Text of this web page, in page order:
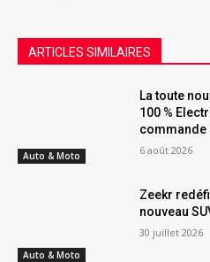
ARTICLES SIMILAIRES
Auto & Moto
La toute
100 %
commande
6 août 2026
Auto & Moto
Zeekr
nouveau
30 juillet 2026